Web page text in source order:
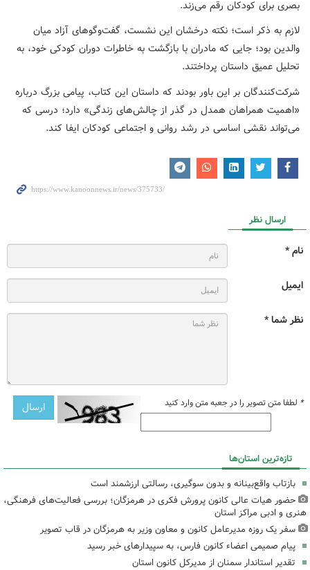
بصری برای کودکان رقم می‌زند.
لازم به ذکر است؛ نکته درخشان این نشست، گفت‌وگوهای آزاد میان
والدین بود؛ جایی که مادران با بازگشت به خاطرات دوران کودکی خود، به
تحلیل عمیق داستان پرداختند.
شرکت‌کنندگان بر این باور بودند که داستان این کتاب، پیامی بزرگ درباره
«اهمیت همراهان همدل در گذر از چالش‌های زندگی» دارد؛ درسی که
می‌تواند نقشی اساسی در رشد روانی و اجتماعی کودکان ایفا کند.
ارسال نظر
نام *
ایمیل
نظر شما *
* لطفا متن تصویر را در جعبه متن وارد کنید
تازه‌ترین استان‌ها
بازتاب واقع‌بینانه و بدون سوگیری، رسالتی ارزشمند است
حضور هیات عالی کانون پرورش فکری در هرمزگان؛ بررسی فعالیت‌های فرهنگی،
هنری و ادبی مراکز استان
سفر یک روزه مدیرعامل کانون و معاون وزیر به هرمزگان در قاب تصویر
پیام صمیمی اعضاء کانون فارس، به سپیدارهای خبر رسید
تقدیر استاندار سمنان از مدیرکل کانون استان